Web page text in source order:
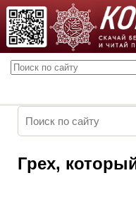
Грех,